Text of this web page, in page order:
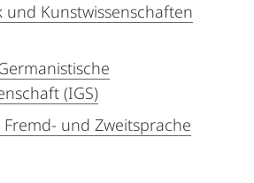
und Kunstwissenschaften
(IGS)
Fremd- und Zweitsprache